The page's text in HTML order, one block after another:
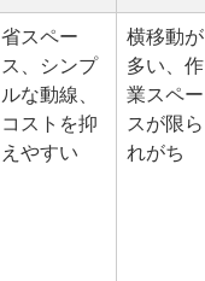
省スペー
ス、シンプ
ルな動線、
コストを抑
えやすい
横移動が
多い、作
業スペー
スが限ら
れがち